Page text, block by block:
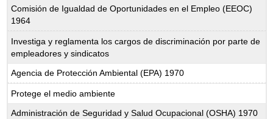
Comisión de Igualdad de Oportunidades en el Empleo (EEOC)
1964
Investiga y reglamenta los cargos de discriminación por parte de
empleadores y sindicatos
Agencia de Protección Ambiental (EPA) 1970
Protege el medio ambiente
Administración de Seguridad y Salud Ocupacional (OSHA) 1970